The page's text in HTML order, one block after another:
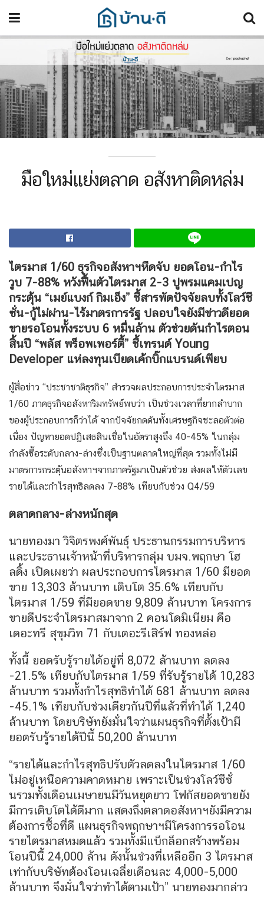
มือใหม่แย่งตลาด อสังหาติดหล่ม
ไตรมาส 1/60 ธุรกิจอสังหาฯหืดจับ ยอดโอน-กำไร
วูบ 7-88% หวังฟื้นตัวไตรมาส 2-3 ปูพรมแคมเปญ
กระตุ้น “เมย์แบงก์ กิมเอ็ง” ชี้สารพัดปัจจัยลบทั้งโลว์ซี
ซั่น-กู้ไม่ผ่าน-ไร้มาตรการรัฐ ปลอบใจยังมีข่าวดียอด
ขายรอโอนทั้งระบบ 6 หมื่นล้าน ตัวช่วยดันกำไรตอน
สิ้นปี “พลัส พร็อพเพอร์ตี้” ชี้เทรนด์ Young
Developer แห่ลงทุนเบียดเค้กบิ๊กแบรนด์เพียบ
ผู้สื่อข่าว “ประชาชาติธุรกิจ” สำรวจผลประกอบการประจำไตรมาส
1/60 ภาคธุรกิจอสังหาริมทรัพย์พบว่า เป็นช่วงเวลาที่ยากลำบาก
ของผู้ประกอบการก็ว่าได้ จากปัจจัยกดดันทั้งเศรษฐกิจชะลอตัวต่อ
เนื่อง ปัญหายอดปฏิเสธสินเชื่อในอัตราสูงถึง 40-45% ในกลุ่ม
กำลังซื้อระดับกลาง-ล่างซึ่งเป็นฐานตลาดใหญ่ที่สุด รวมทั้งไม่มี
มาตรการกระตุ้นอสังหาฯจากภาครัฐมาเป็นตัวช่วย ส่งผลให้ตัวเลข
รายได้และกำไรสุทธิลดลง 7-88% เทียบกับช่วง Q4/59
ตลาดกลาง-ล่างหนักสุด
นายทองมา วิจิตรพงศ์พันธุ์ ประธานกรรมการบริหาร
และประธานเจ้าหน้าที่บริหารกลุ่ม บมจ.พฤกษา โฮ
ลดิ้ง เปิดเผยว่า ผลประกอบการไตรมาส 1/60 มียอด
ขาย 13,303 ล้านบาท เติบโต 35.6% เทียบกับ
ไตรมาส 1/59 ที่มียอดขาย 9,809 ล้านบาท โครงการ
ขายดีประจำไตรมาสมาจาก 2 คอนโดมิเนียม คือ
เดอะทรี สุขุมวิท 71 กับเดอะรีเสิร์ฟ ทองหล่อ
ทั้งนี้ ยอดรับรู้รายได้อยู่ที่ 8,072 ล้านบาท ลดลง
-21.5% เทียบกับไตรมาส 1/59 ที่รับรู้รายได้ 10,283
ล้านบาท รวมทั้งกำไรสุทธิทำได้ 681 ล้านบาท ลดลง
-45.1% เทียบกับช่วงเดียวกันปีที่แล้วที่ทำได้ 1,240
ล้านบาท โดยบริษัทยังมั่นใจว่าแผนธุรกิจที่ตั้งเป้ามี
ยอดรับรู้รายได้ปีนี้ 50,200 ล้านบาท
“รายได้และกำไรสุทธิปรับตัวลดลงในไตรมาส 1/60
ไม่อยู่เหนือความคาดหมาย เพราะเป็นช่วงโลว์ซีซั่
นรวมทั้งเดือนเมษายนมีวันหยุดยาว โฟกัสยอดขายยัง
มีการเติบโตได้ดีมาก แสดงถึงตลาดอสังหาฯยังมีความ
ต้องการซื้อที่ดี แผนธุรกิจพฤกษาฯมีโครงการรอโอน
รายไตรมาสหมดแล้ว รวมทั้งมีแบ็กล็อกสร้างพร้อม
โอนปีนี้ 24,000 ล้าน ดังนั้นช่วงที่เหลืออีก 3 ไตรมาส
เท่ากับบริษัทต้องโอนเฉลี่ยเดือนละ 4,000-5,000
ล้านบาท จึงมั่นใจว่าทำได้ตามเป้า” นายทองมากล่าว